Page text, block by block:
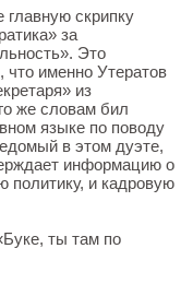
главную скрипку
за
Это
именно Утератов
из
же словам бил
языке по поводу
в этом дуэте,
информацию о
политику, и кадровую
ты там по